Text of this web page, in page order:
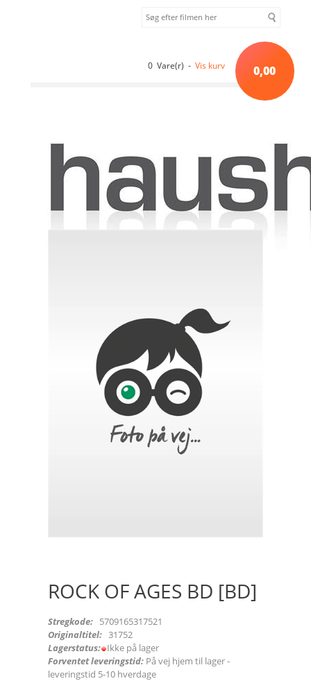
0 Vare(r) - Vis kurv 0,00
Sortiment uden kategori ROCK OF AGES BD [BD]
ROCK OF AGES BD [BD]
Stregkode: 5709165317521
Originaltitel: 31752
Lagerstatus: Ikke på lager
Forventet leveringstid: På vej hjem til lager -
leveringstid 5-10 hverdage